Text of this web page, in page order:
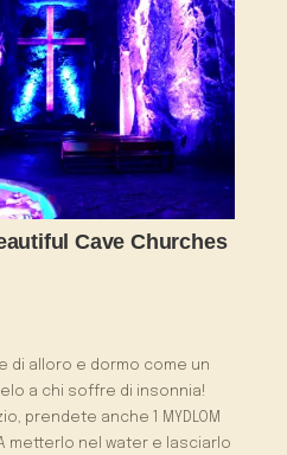
di alloro e dormo come un
a chi soffre di insonnia!
prendete anche 1 MYDLOM
metterlo nel water e lasciarlo